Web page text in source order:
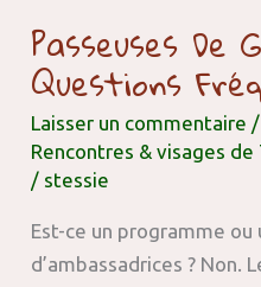
Passeuses De
Questions
Laisser un commentaire /
Rencontres & visages de
/ stessie
Est-ce un programme ou
d’ambassadrices ? Non.